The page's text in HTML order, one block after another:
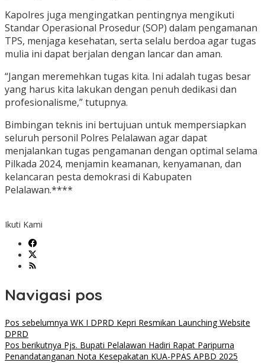
Kapolres juga mengingatkan pentingnya mengikuti
Standar Operasional Prosedur (SOP) dalam pengamanan
TPS, menjaga kesehatan, serta selalu berdoa agar tugas
mulia ini dapat berjalan dengan lancar dan aman.
“Jangan meremehkan tugas kita. Ini adalah tugas besar
yang harus kita lakukan dengan penuh dedikasi dan
profesionalisme,” tutupnya.
Bimbingan teknis ini bertujuan untuk mempersiapkan
seluruh personil Polres Pelalawan agar dapat
menjalankan tugas pengamanan dengan optimal selama
Pilkada 2024, menjamin keamanan, kenyamanan, dan
kelancaran pesta demokrasi di Kabupaten
Pelalawan.****
Ikuti Kami
Navigasi pos
Pos sebelumnya WK I DPRD Kepri Resmikan Launching Website
DPRD
Pos berikutnya Pjs. Bupati Pelalawan Hadiri Rapat Paripurna
Penandatanganan Nota Kesepakatan KUA-PPAS APBD 2025